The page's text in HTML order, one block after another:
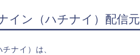
イン（ハチナイ）配信元
ナイ）は、